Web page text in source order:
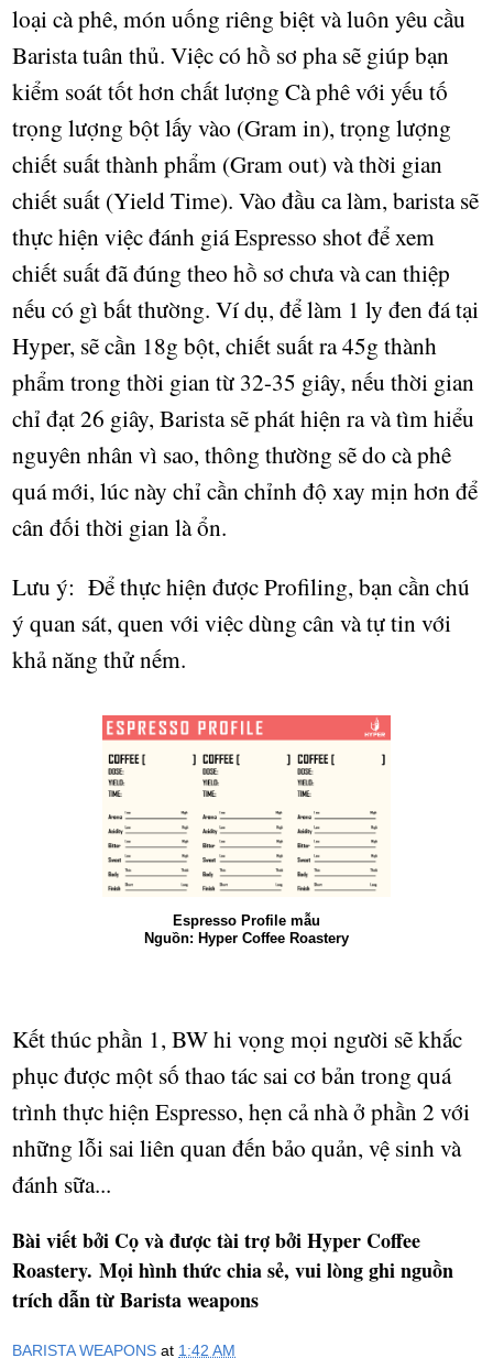
loại cà phê, món uống riêng biệtvà luôn yêu cầu
Barista tuân thủ. Việc có hồ sơ pha sẽ giúp bạn
kiểm soát tốt hơn chất lượng Cà phê với yếu tố
trọng lượng bột lấy vào (Gram in), trọng lượng
chiết suất thành phẩm (Gram out) và thời gian
chiết suất (Yield Time). Vào đầu ca làm, barista sẽ
thực hiện việc đánh giá Espresso shot đểxem
chiết suất đã đúng theo hồ sơ chưa vàcan thiệp
nếu có gì bất thường. Ví dụ, để làm 1 ly đen đá tại
Hyper, sẽ cần 18g bột, chiết suất ra 45g thành
phẩm trong thời gian từ 32-35 giây, nếu thời gian
chỉ đạt 26 giây, Barista sẽ phát hiện ra và tìm hiểu
nguyên nhân vì sao, thông thường sẽ do cà phê
quá mới, lúc này chỉ cần chỉnh độ xay mịn hơn để
cân đối thời gian là ổn.
Lưu ý: Đểthực hiện được Profiling, bạn cần chú
ý quan sát, quen với việc dùng cân và tự tin với
khả năng thửnếm.
Espresso Profile mẫu
Nguồn: Hyper Coffee Roastery
Kết thúc phần 1, BW hi vọng mọi người sẽ khắc
phục được một số thao tác sai cơ bản trong quá
trình thực hiện Espresso, hẹn cả nhà ở phần 2 với
những lỗi sai liên quan đến bảo quản, vệ sinh và
đánh sữa...
Bài viết bởi Cọ và được tài trợ bởi Hyper Coffee
Roastery. Mọi hình thức chia sẻ, vui lòng ghi nguồn
trích dẫn từBarista weapons
BARISTA WEAPONS at 1:42 AM